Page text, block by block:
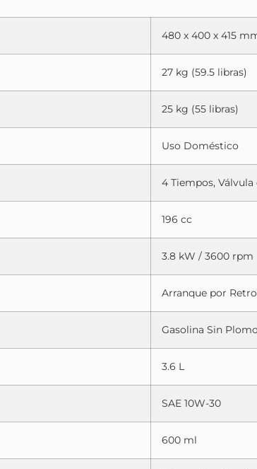
480 x 400 x 415
27 kg (59.5 libras)
25 kg (55 libras)
Uso Doméstico
4 Tiempos,
196 cc
3.8 kW / 3600 rpm
Arranque por
Gasolina Sin Plomo
3.6 L
SAE 10W-30
600 ml